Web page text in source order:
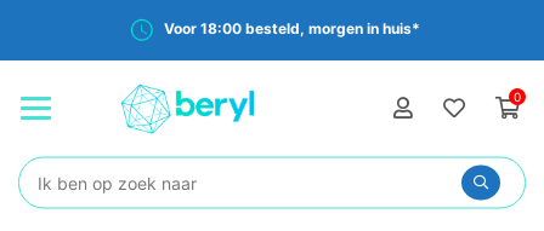
Voor 18:00 besteld, morgen in huis*
0
Zoeken: